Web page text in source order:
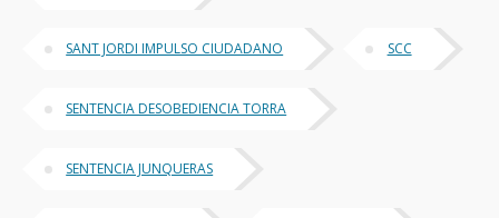
SANT JORDI IMPULSO CIUDADANO SCC
SENTENCIA DESOBEDIENCIA TORRA
SENTENCIA JUNQUERAS